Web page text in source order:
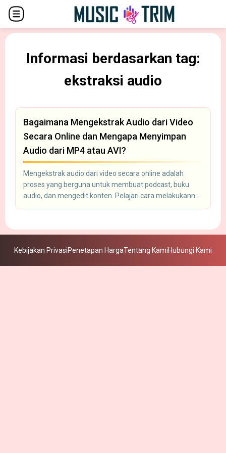
Informasi berdasarkan tag:
ekstraksi audio
Bagaimana Mengekstrak Audio dari Video
Secara Online dan Mengapa Menyimpan
Audio dari MP4 atau AVI?
Mengekstrak audio dari video secara online adalah
proses yang berguna untuk membuat podcast, buku
audio, dan mengedit konten. Pelajari cara melakukannya
Kebijakan PrivasiPenetapan HargaTentang KamiHubungi Kami